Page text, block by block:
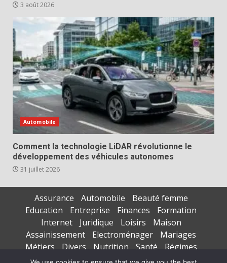
3 août 2026
Automobile
Comment la technologie LiDAR révolutionne le
développement des véhicules autonomes
31 juillet 2026
Assurance Automobile
Beauté femme
Education
Entreprise Finances
Formation
Internet
Juridique Loisirs
Maison
Assainissement
Electroménager
Mariages
Métiers
Divers Nutrition Santé
Régimes
Seniors
Sports Vacances